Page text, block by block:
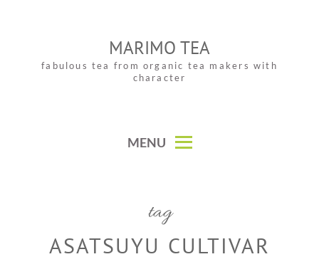
MARIMO TEA
fabulous tea from organic tea makers with
character
MENU
tag
ASATSUYU CULTIVAR